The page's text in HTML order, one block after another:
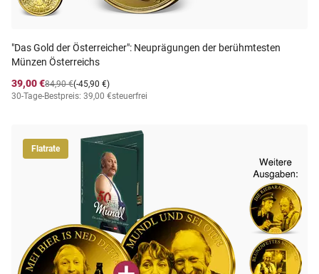
"Das Gold der Österreicher": Neuprägungen der berühmtesten
Münzen Österreichs
39,00 €
(-45,90 €)
84,90 €
30-Tage-Bestpreis: 39,00 €steuerfrei
Flatrate